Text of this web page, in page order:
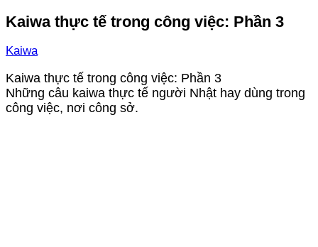
Kaiwa thực tế trong công việc: Phần 3
Kaiwa
Kaiwa thực tế trong công việc: Phần 3
Những câu kaiwa thực tế người Nhật hay dùng trong
công việc, nơi công sở.